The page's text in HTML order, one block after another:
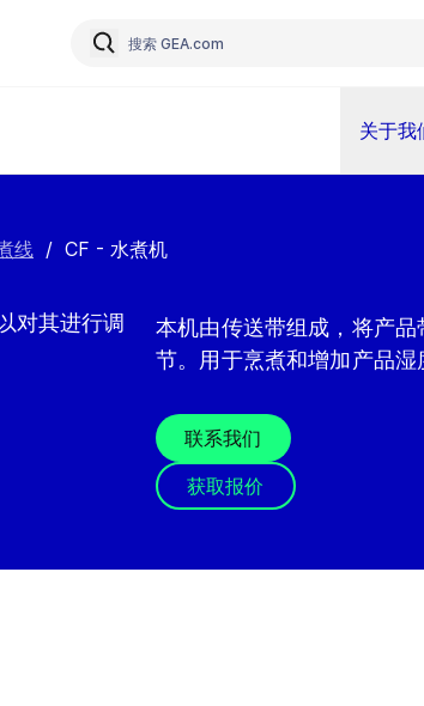
关于我
线 / CF - 水煮机
对其进行调
本机由传送带组成，将产
节。用于烹煮和增加产品湿
联系我们
获取报价